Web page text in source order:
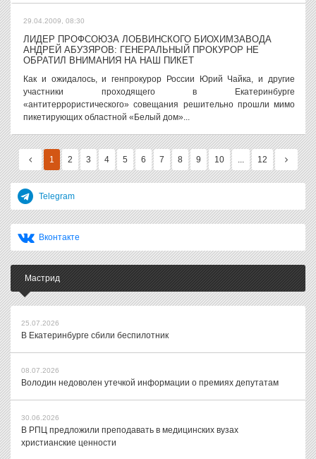
29.04.2009, 08:30
ЛИДЕР ПРОФСОЮЗА ЛОБВИНСКОГО БИОХИМЗАВОДА
АНДРЕЙ АБУЗЯРОВ: ГЕНЕРАЛЬНЫЙ ПРОКУРОР НЕ
ОБРАТИЛ ВНИМАНИЯ НА НАШ ПИКЕТ
Как и ожидалось, и генпрокурор России Юрий Чайка, и другие
участники проходящего в Екатеринбурге
«антитеррористического» совещания решительно прошли мимо
пикетирующих областной «Белый дом»...
1 2 3 4 5 6 7 8 9 10 ... 12
Telegram
Вконтакте
Мастрид
25.07.2026
В Екатеринбурге сбили беспилотник
08.07.2026
Володин недоволен утечкой информации о премиях депутатам
30.06.2026
В РПЦ предложили преподавать в медицинских вузах
христианские ценности